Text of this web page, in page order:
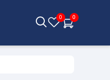
0 0